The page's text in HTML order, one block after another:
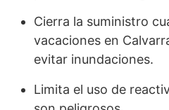
Cierra la suministro
vacaciones en
evitar inundaciones.
Limita el uso de